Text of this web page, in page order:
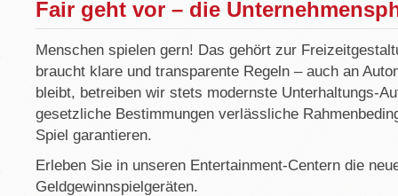
Fair geht vor – die
Menschen spielen gern! Das gehört zur
braucht klare und transparente Regeln – auch an
bleibt, betreiben wir stets modernste Unterhaltungs-
gesetzliche Bestimmungen verlässliche
Spiel garantieren.
Erleben Sie in unseren Entertainment-Centern die
Geldgewinnspielgeräten.